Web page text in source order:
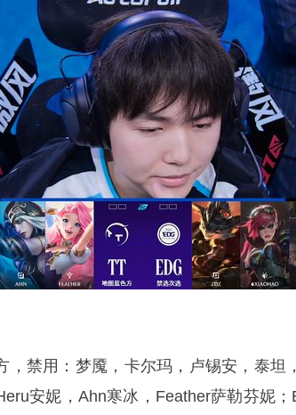
，禁用：梦魇，卡尔玛，卢锡安，泰坦
安妮，Ahn寒冰，Feather萨勒芬妮；